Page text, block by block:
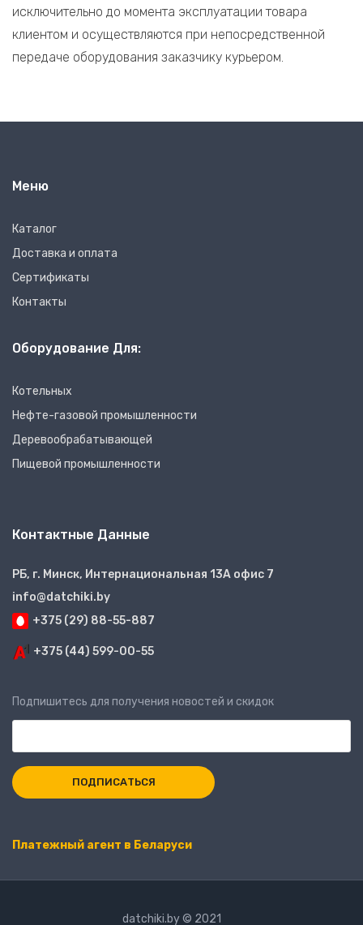
исключительно до момента эксплуатации товара
клиентом и осуществляются при непосредственной
передаче оборудования заказчику курьером.
Меню
Каталог
Доставка и оплата
Сертификаты
Контакты
Оборудование Для:
Котельных
Нефте-газовой промышленности
Деревообрабатывающей
Пищевой промышленности
Контактные Данные
РБ, г. Минск, Интернациональная 13А офис 7
info@datchiki.by
+375 (29) 88-55-887
+375 (44) 599-00-55
Подпишитесь для получения новостей и скидок
Платежный агент в Беларуси
datchiki.by © 2021